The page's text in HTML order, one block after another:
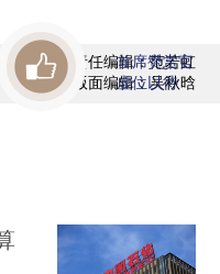
责任编辑：范若虹
版面编辑：吴秋晗
首席赞赏官
虚位以待